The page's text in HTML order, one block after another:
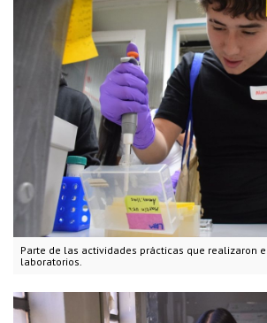
Parte de las actividades prácticas que realizaron
laboratorios.